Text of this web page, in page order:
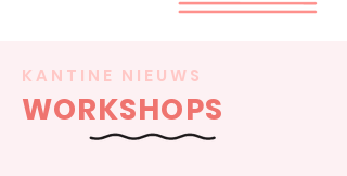
KANTINE NIEUWS
WORKSHOPS